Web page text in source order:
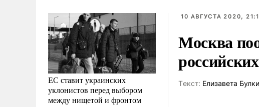
ЕС ставит украинских
уклонистов перед выбором
между нищетой и фронтом
10 АВГУСТА 2020,
Москва
Tекст: Елизавета